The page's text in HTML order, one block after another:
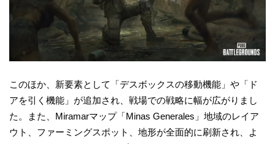
このほか、新要素として「デスボックスの移動機能」や「ド
アを引く機能」が追加され、戦場での戦略に幅が広がりまし
た。また、Miramarマップ「Minas Generales」地域のレイア
ウト、ファーミングスポット、地形が全面的に刷新され、よ